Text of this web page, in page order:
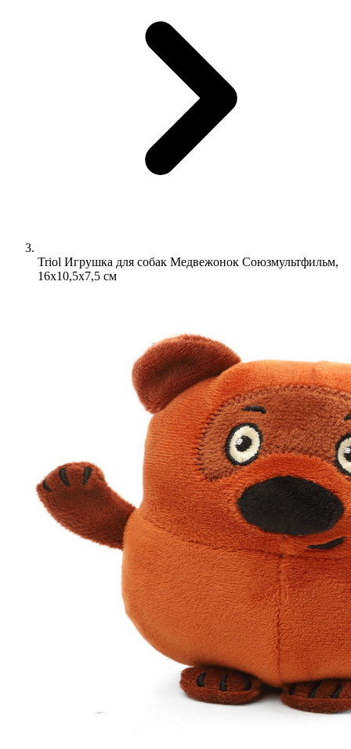
Triol Игрушка для собак Медвежонок Союзмультфильм,
16x10,5x7,5 cм